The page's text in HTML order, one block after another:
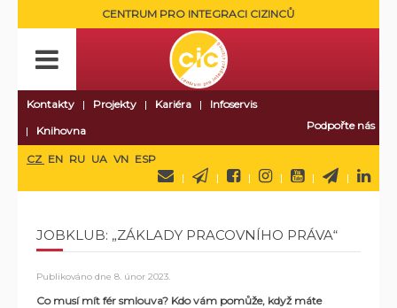
CENTRUM PRO INTEGRACI CIZINCŮ
Kontakty Projekty Kariéra
Infoservis
Knihovna
Podpořte nás
CZ EN RU UA VN ESP
JOBKLUB: „ZÁKLADY PRACOVNÍHO PRÁVA“
Publikováno dne 8. únor 2023.
Co musí mít fér smlouva? Kdo vám pomůže, když máte